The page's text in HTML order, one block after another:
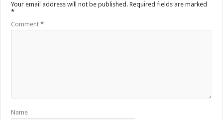
Your email address will not be published. Required fields are marked
*
Comment*
Name